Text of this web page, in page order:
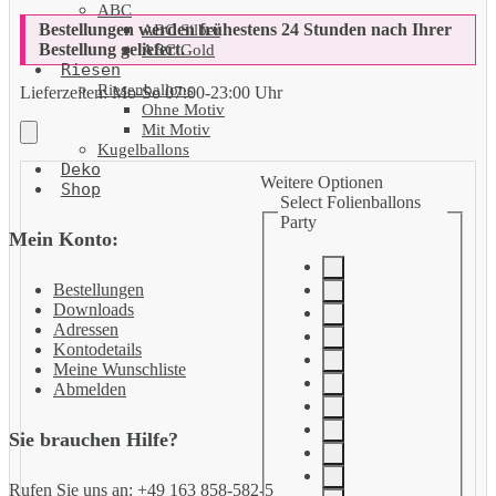
ABC
ABC Silber
ABC Gold
Riesen
Riesenballons
Ohne Motiv
Mit Motiv
Kugelballons
Deko
Shop
Mein Konto:
Bestellungen
Downloads
Adressen
Kontodetails
Meine Wunschliste
Abmelden
Sie brauchen Hilfe?
Rufen Sie uns an: +49 163 858-582-5
Bestellungen werden frühestens 24 Stunden nach Ihrer
Bestellung geliefert.
Lieferzeiten:Mo-So 07:00-23:00 Uhr
Weitere Optionen
Select Folienballons
Party